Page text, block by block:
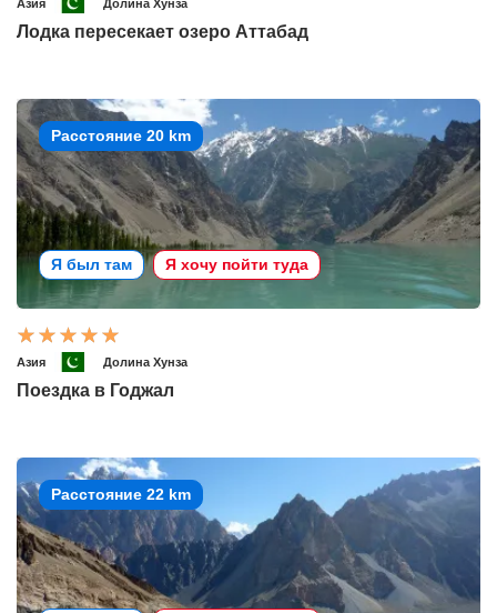
Азия Долина Хунза
Лодка пересекает озеро Аттабад
Расстояние 20 km
Я был там Я хочу пойти туда
Азия Долина Хунза
Поездка в Годжал
Расстояние 22 km